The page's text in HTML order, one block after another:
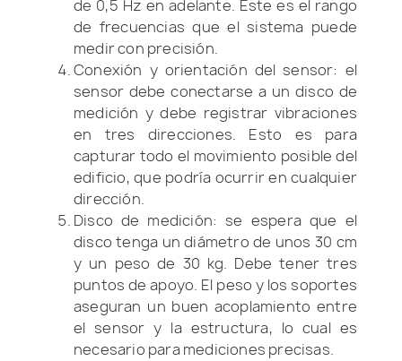
de 0,5 Hz en adelante. Este es el rango
de frecuencias que el sistema puede
medir con precisión.
Conexión y orientación del sensor: el
sensor debe conectarse a un disco de
medición y debe registrar vibraciones
en tres direcciones. Esto es para
capturar todo el movimiento posible del
edificio, que podría ocurrir en cualquier
dirección.
Disco de medición: se espera que el
disco tenga un diámetro de unos 30 cm
y un peso de 30 kg. Debe tener tres
puntos de apoyo. El peso y los soportes
aseguran un buen acoplamiento entre
el sensor y la estructura, lo cual es
necesario para mediciones precisas.